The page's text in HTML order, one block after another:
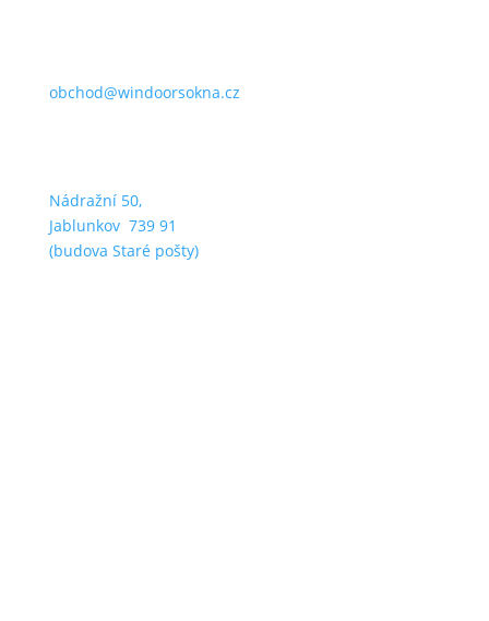
obchod@windoorsokna.cz
Nádražní 50,
Jablunkov 739 91
(budova Staré pošty)